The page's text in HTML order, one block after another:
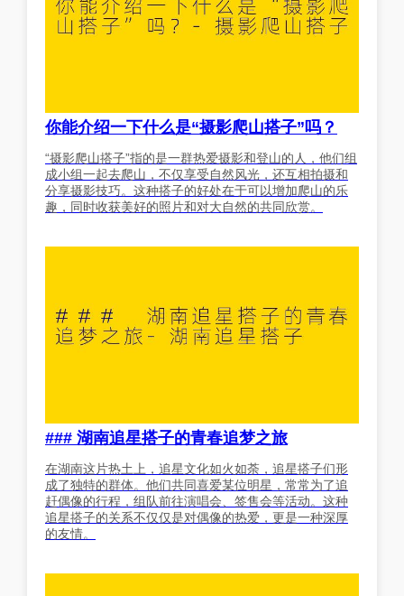
你能介绍一下什么是“摄影爬山搭子”吗？
“摄影爬山搭子”指的是一群热爱摄影和登山的人，他们组
成小组一起去爬山，不仅享受自然风光，还互相拍摄和
分享摄影技巧。这种搭子的好处在于可以增加爬山的乐
趣，同时收获美好的照片和对大自然的共同欣赏。
### 湖南追星搭子的青春追梦之旅
在湖南这片热土上，追星文化如火如荼，追星搭子们形
成了独特的群体。他们共同喜爱某位明星，常常为了追
赶偶像的行程，组队前往演唱会、签售会等活动。这种
追星搭子的关系不仅仅是对偶像的热爱，更是一种深厚
的友情。